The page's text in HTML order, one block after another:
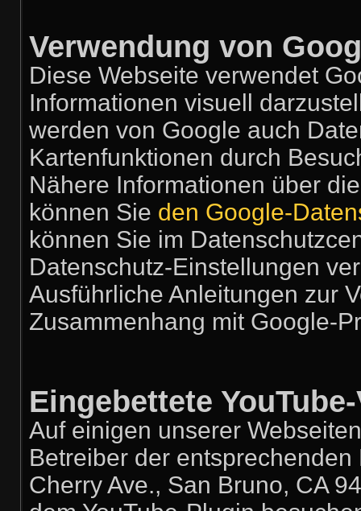
Verwendung von
Diese Webseite verwendet
Informationen visuell
werden von Google auch
Kartenfunktionen durch
Nähere Informationen über
können Sie den Google-
können Sie im
Datenschutz-Einstellungen
Ausführliche Anleitungen zur
Zusammenhang mit Google-
Eingebettete
Auf einigen unserer
Betreiber der
Cherry Ave., San Bruno, CA